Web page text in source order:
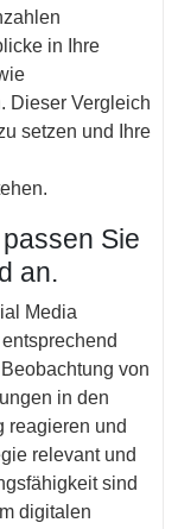
in Ihre
Dieser Vergleich
setzen und Ihre
Sie
an.
Media
von
in den
reagieren und
relevant und
sind
digitalen